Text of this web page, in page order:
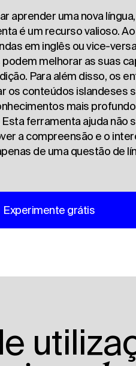
aprender uma nova
é um recurso valioso.
em inglês ou vice-
melhorar as suas
Para além disso, os
os conteúdos islandeses
mais
ferramenta ajuda não
a compreensão e o
de uma questão de
Experimente grátis